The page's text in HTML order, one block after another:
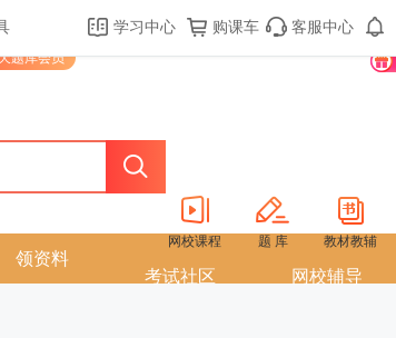
学习中心 购课车 客服中心
题库会员
渠道合作 企业团报 购课车
网校课程 题 库 教材教辅
领资料
考试社区
网校辅导